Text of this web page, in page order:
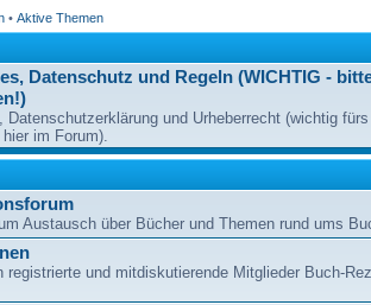
• Aktive Themen
Datenschutz und Regeln (WICHTIG -
Datenschutzerklärung und Urheberrecht (wichtig
im Forum).
Austausch über Bücher und Themen rund ums
registrierte und mitdiskutierende Mitglieder Buch-